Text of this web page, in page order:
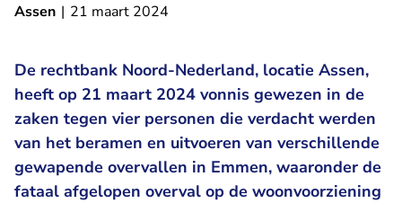
Assen | 21 maart 2024
De rechtbank Noord-Nederland, locatie Assen,
heeft op 21 maart 2024 vonnis gewezen in de
zaken tegen vier personen die verdacht werden
van het beramen en uitvoeren van verschillende
gewapende overvallen in Emmen, waaronder de
fataal afgelopen overval op de woonvoorziening